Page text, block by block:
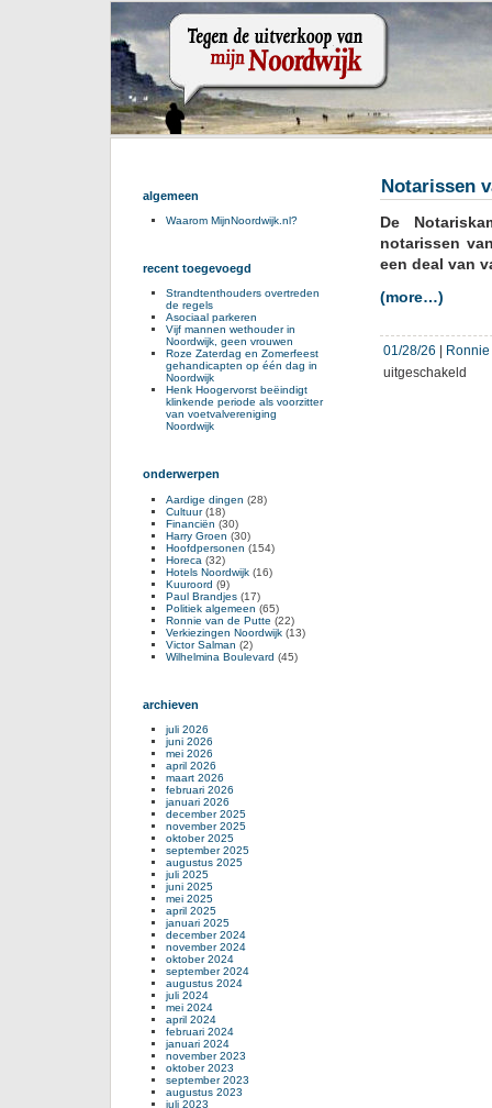
Notarissen
De
notarissen
een deal van
(more…)
01/28/26
uitgeschakeld
algemeen
Waarom MijnNoordwijk.nl?
recent toegevoegd
Strandtenthouders overtreden
de regels
Asociaal parkeren
Vijf mannen wethouder in
Noordwijk, geen vrouwen
Roze Zaterdag en Zomerfeest
gehandicapten op één dag in
Noordwijk
Henk Hoogervorst beëindigt
klinkende periode als voorzitter
van voetvalvereniging
Noordwijk
onderwerpen
Aardige dingen (28)
Cultuur(18)
Financiën (30)
Harry Groen (30)
Hoofdpersonen (154)
Horeca (32)
Hotels Noordwijk (16)
Kuuroord (9)
Paul Brandjes (17)
Politiek algemeen (65)
Ronnie van de Putte (22)
Verkiezingen Noordwijk (13)
Victor Salman (2)
Wilhelmina Boulevard (45)
archieven
juli 2026
juni 2026
mei 2026
april 2026
maart 2026
februari 2026
januari 2026
december 2025
november 2025
oktober 2025
september 2025
augustus 2025
juli 2025
juni 2025
mei 2025
april 2025
januari 2025
december 2024
november 2024
oktober 2024
september 2024
augustus 2024
juli 2024
mei 2024
april 2024
februari 2024
januari 2024
november 2023
oktober 2023
september 2023
augustus 2023
juli 2023